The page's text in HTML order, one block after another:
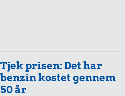
Tjek prisen: Det har
benzin kostet gennem
50 år